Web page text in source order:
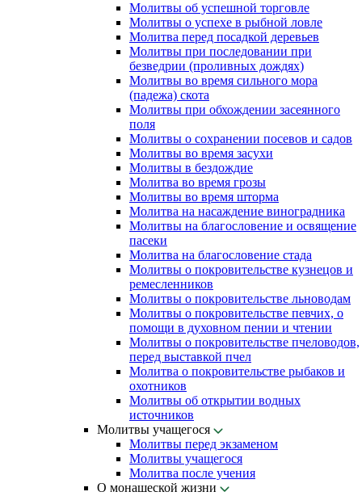
Молитвы об успешной торговле
Молитвы о успехе в рыбной ловле
Молитва перед посадкой деревьев
Молитвы при последовании при
безведрии (проливных дождях)
Молитвы во время сильного мора
(падежа) скота
Молитвы при обхождении засеянного
поля
Молитвы о сохранении посевов и садов
Молитвы во время засухи
Молитвы в бездождие
Молитва во время грозы
Молитвы во время шторма
Молитва на насаждение виноградника
Молитвы на благословение и освящение
пасеки
Молитва на благословение стада
Молитвы о покровительстве кузнецов и
ремесленников
Молитвы о покровительстве льноводам
Молитвы о покровительстве певчих, о
помощи в духовном пении и чтении
Молитвы о покровительстве пчеловодов,
перед выставкой пчел
Молитва о покровительстве рыбаков и
охотников
Молитвы об открытии водных
источников
Молитвы учащегося
Молитвы перед экзаменом
Молитвы учащегося
Молитва после учения
О монашеской жизни